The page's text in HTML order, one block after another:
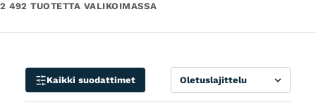
2 492 TUOTETTA VALIKOIMASSA
Kaikki suodattimet
Lajittele